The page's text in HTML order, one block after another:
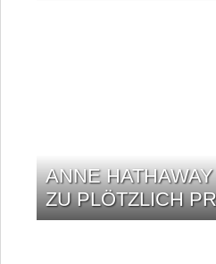
ANNE
ZU PLÖTZLICH